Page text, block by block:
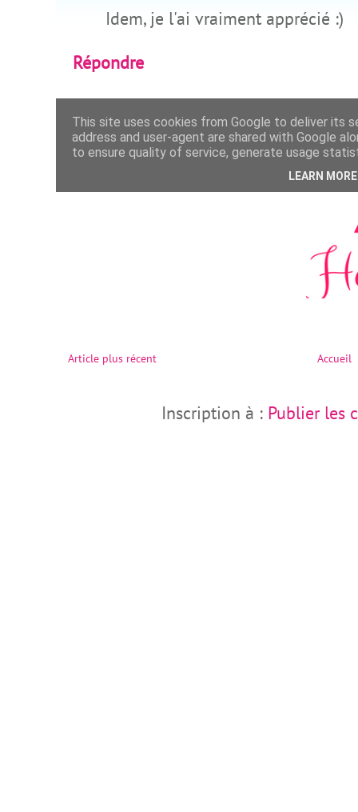
Idem, je l'ai vraiment apprécié :)
Répondre
Article plus récent Accueil
Inscription à : Publier les